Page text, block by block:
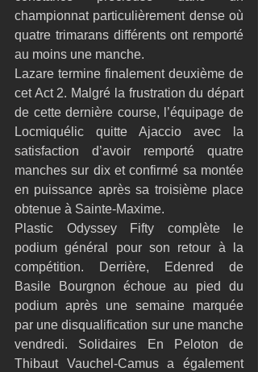
championnat particulièrement dense où
quatre trimarans différents ont remporté
au moins une manche.
Lazare termine finalement deuxième de
cet Act 2. Malgré la frustration du départ
de cette dernière course, l’équipage de
Locmiquélic quitte Ajaccio avec la
satisfaction d’avoir remporté quatre
manches sur dix et confirmé sa montée
en puissance après sa troisième place
obtenue à Sainte-Maxime.
Plastic Odyssey Fifty complète le
podium général pour son retour à la
compétition. Derrière, Edenred de
Basile Bourgnon échoue au pied du
podium après une semaine marquée
par une disqualification sur une manche
vendredi. Solidaires En Peloton de
Thibaut Vauchel-Camus a également